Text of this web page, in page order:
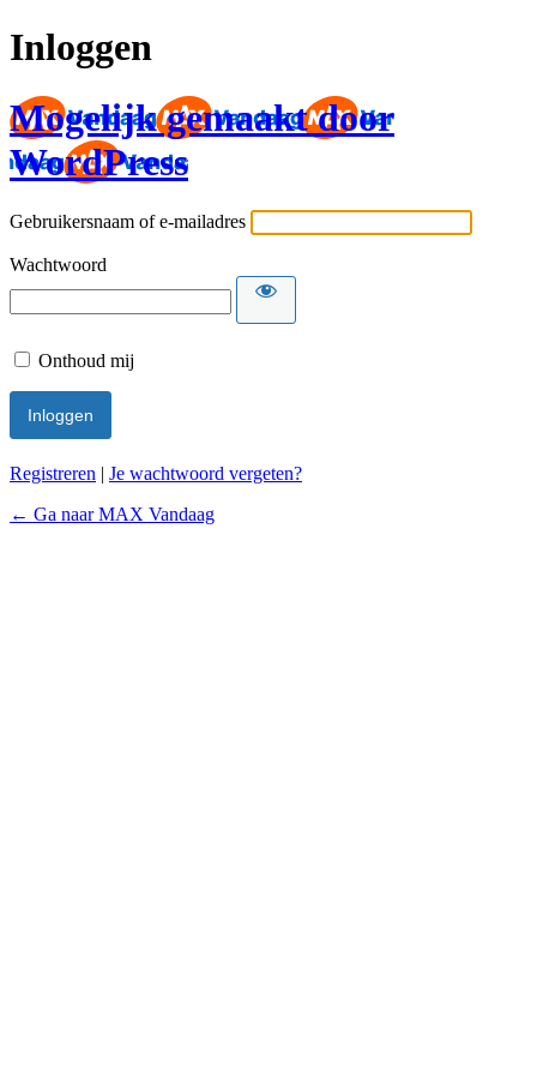
Inloggen
Mogelijk gemaakt door
WordPress
Gebruikersnaam of e-mailadres
Wachtwoord
Onthoud mij
Registreren | Je wachtwoord vergeten?
← Ga naar MAX Vandaag